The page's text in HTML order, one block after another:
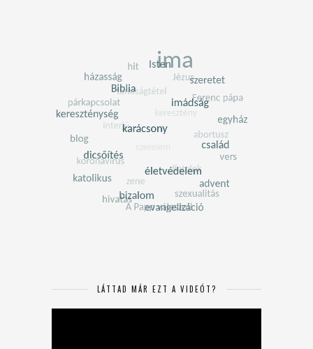
LÁTTAD MÁR EZT A VIDEÓT?